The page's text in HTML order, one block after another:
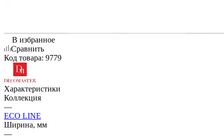
В избранное
Сравнить
Код товара: 9779
Характеристики
Коллекция
—
ECO LINE
Ширина, мм
—